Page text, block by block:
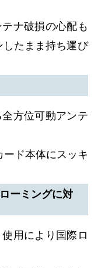
ナ破損の心配も
たまま持ち運び
方位可動アンテ
ード本体にスッキ
ーミングに対
用により国際ロ